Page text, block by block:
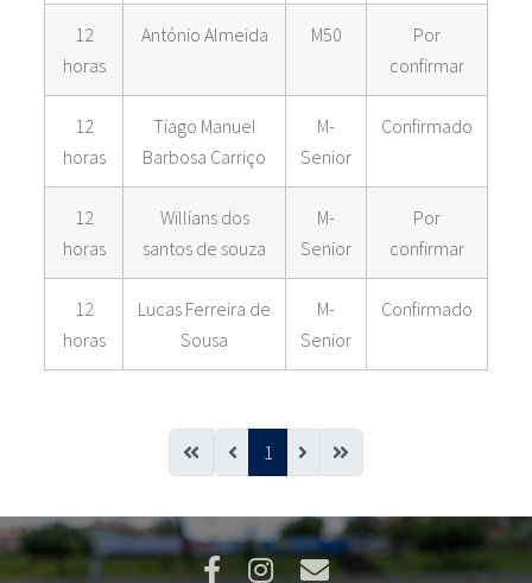
12
horas
António Almeida M50
Por
confirmar
12
horas
Tiago Manuel
Barbosa Carriço
M-
Senior
Confirmado
12
horas
Willians dos
santos de souza
M-
Senior
Por
confirmar
12
horas
Lucas Ferreira de
Sousa
M-
Senior
Confirmado
1